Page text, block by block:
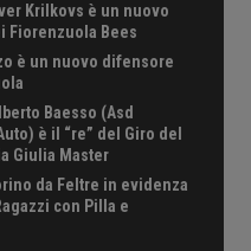
Krilkovs è un nuovo
Fiorenzuola Bees
è un nuovo difensore
Baesso (Asd
è il “re” del Giro del
Giulia Master
da Feltre in evidenza
con Pilla e